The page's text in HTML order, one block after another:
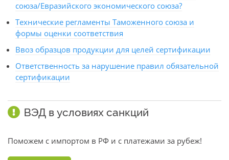
союза/Евразийского экономического союза?
Технические регламенты Таможенного союза и
формы оценки соответствия
Ввоз образцов продукции для целей сертификации
Ответственность за нарушение правил обязательной
сертификации
ВЭД в условиях санкций
Поможем с импортом в РФ и с платежами за рубеж!